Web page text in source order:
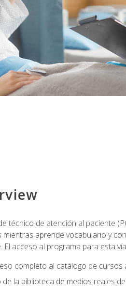
técnico de atención al paciente
mientras aprende vocabulario y
El acceso al programa para esta
completo al catálogo de cursos
de la biblioteca de medios reales